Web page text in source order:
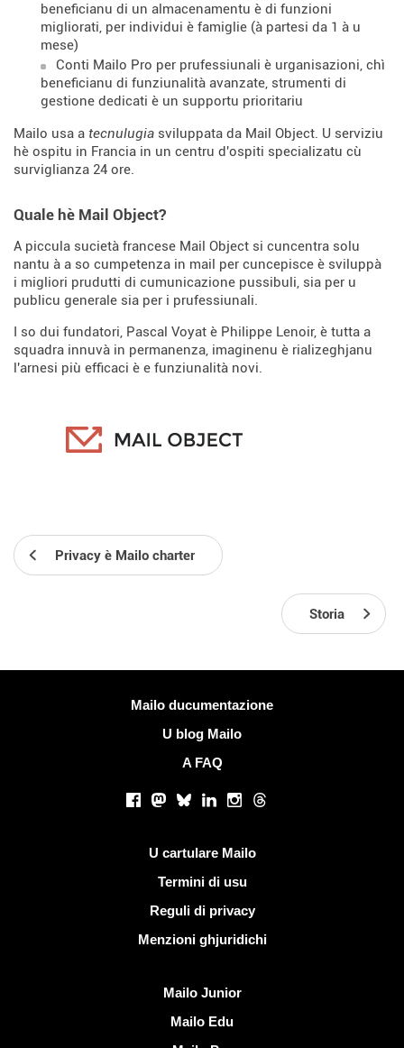
beneficianu di un almacenamentu è di funzioni
migliorati, per individui è famiglie (à partesi da 1 à u
mese)
Conti Mailo Pro per prufessiunali è urganisazioni, chì
beneficianu di funziunalità avanzate, strumenti di
gestione dedicati è un supportu prioritariu
Mailo usa a tecnulugia sviluppata da Mail Object. U serviziu
hè ospitu in Francia in un centru d'ospiti specializatu cù
surviglianza 24 ore.
Quale hè Mail Object?
A piccula sucietà francese Mail Object si cuncentra solu
nantu à a so cumpetenza in mail per cuncepisce è sviluppà
i migliori prudutti di cumunicazione pussibuli, sia per u
publicu generale sia per i prufessiunali.
I so dui fundatori, Pascal Voyat è Philippe Lenoir, è tutta a
squadra innuvà in permanenza, imaginenu è rializeghjanu
l'arnesi più efficaci è e funziunalità novi.
Privacy è Mailo charter
Storia
Mailo ducumentazione
U blog Mailo
A FAQ
Facebook
Mastodon
BlueskyLinkedInInstagram
Threads
U cartulare Mailo
Termini di usu
Reguli di privacy
Menzioni ghjuridichi
Mailo Junior
Mailo Edu